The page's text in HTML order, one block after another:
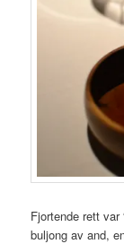
Fjortende rett
buljong av and,